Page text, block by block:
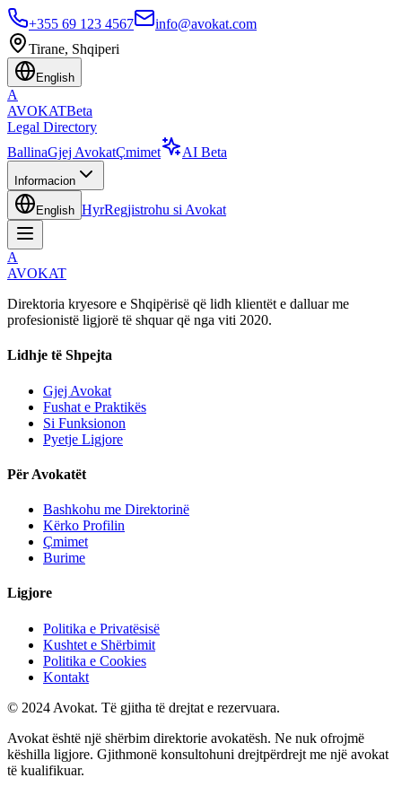
+355 69 123 4567
info@avokat.com
Tirane, Shqiperi
English
A
AVOKATBeta
Legal Directory
BallinaGjej AvokatÇmimet AI Beta
Informacion
English HyrRegjistrohu si Avokat
A
AVOKAT
Direktoria kryesore e Shqipërisë që lidh klientët e dalluar me
profesionistë ligjorë të shquar që nga viti 2020.
Lidhje të Shpejta
Gjej Avokat
Fushat e Praktikës
Si Funksionon
Pyetje Ligjore
Për Avokatët
Bashkohu me Direktorinë
Kërko Profilin
Çmimet
Burime
Ligjore
Politika e Privatësisë
Kushtet e Shërbimit
Politika e Cookies
Kontakt
© 2024 Avokat. Të gjitha të drejtat e rezervuara.
Avokat është një shërbim direktorie avokatësh. Ne nuk ofrojmë
këshilla ligjore. Gjithmonë konsultohuni drejtpërdrejt me një avokat
të kualifikuar.